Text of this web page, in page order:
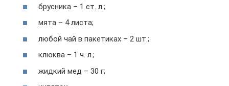
брусника – 1 ст. л.;
мята – 4 листа;
любой чай в пакетиках – 2 шт.;
клюква – 1 ч. л.;
жидкий мед – 30 г;